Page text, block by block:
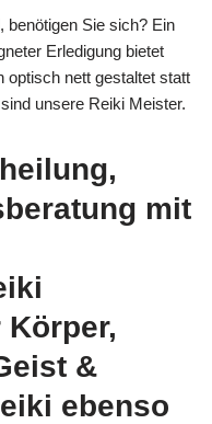
benötigen Sie sich? Ein
Erledigung bietet
optisch nett gestaltet statt
unsere Reiki Meister.
mit
&
ebenso